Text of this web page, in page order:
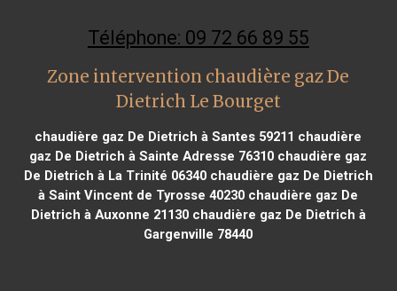
Téléphone: 09 72 66 89 55
Zone intervention chaudière gaz De
Dietrich Le Bourget
chaudière gaz De Dietrich à Santes 59211 chaudière
gaz De Dietrich à Sainte Adresse 76310 chaudière gaz
De Dietrich à La Trinité 06340chaudière gaz De Dietrich
à Saint Vincent de Tyrosse 40230 chaudière gaz De
Dietrich à Auxonne 21130chaudière gaz De Dietrich à
Gargenville 78440